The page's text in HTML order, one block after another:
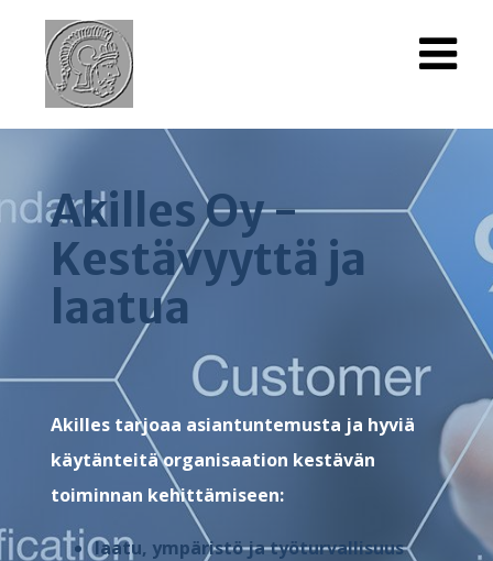
Akilles Oy -
Kestävyyttä ja
laatua
Akilles tarjoaa asiantuntemusta ja hyviä
käytänteitä organisaation kestävän
toiminnan kehittämiseen:
laatu, ympäristö ja työturvallisuus